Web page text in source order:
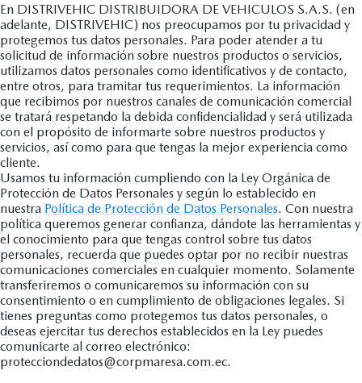
En DISTRIVEHIC DISTRIBUIDORA DE VEHICULOS S.A.S. (en
adelante, DISTRIVEHIC) nos preocupamos por tu privacidad y
protegemos tus datos personales. Para poder atender a tu
solicitud de información sobre nuestros productos o servicios,
utilizamos datos personales como identificativos y de contacto,
entre otros, para tramitar tus requerimientos. La información
que recibimos por nuestros canales de comunicación comercial
se tratará respetando la debida confidencialidad y será utilizada
con el propósito de informarte sobre nuestros productos y
servicios, así como para que tengas la mejor experiencia como
cliente.
Usamos tu información cumpliendo con la Ley Orgánica de
Protección de Datos Personales y según lo establecido en
nuestra Política de Protección de Datos Personales. Con nuestra
política queremos generar confianza, dándote las herramientas y
el conocimiento para que tengas control sobre tus datos
personales, recuerda que puedes optar por no recibir nuestras
comunicaciones comerciales en cualquier momento. Solamente
transferiremos o comunicaremos su información con su
consentimiento o en cumplimiento de obligaciones legales. Si
tienes preguntas como protegemos tus datos personales, o
deseas ejercitar tus derechos establecidos en la Ley puedes
comunicarte al correo electrónico:
protecciondedatos@corpmaresa.com.ec.